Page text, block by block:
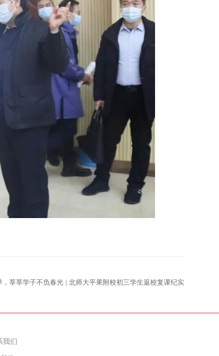
，莘莘学子不负春光 | 北师大平果附校初三学生返校复课纪实
我们